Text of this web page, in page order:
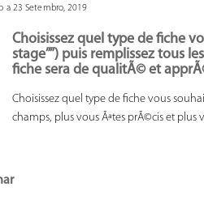
a 23 Setembro, 2019
Choisissez quel type de fiche
stage””) puis remplissez tous
fiche sera de qualitÃ© et
Choisissez quel type de fiche vous
champs, plus vous Ãªtes prÃ©cis et